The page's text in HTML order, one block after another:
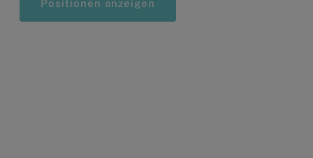
Positionen anzeigen